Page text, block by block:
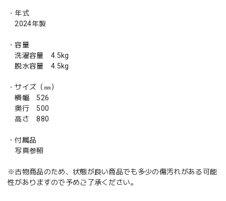
・年式
2024年製
・容量
洗濯容量 4.5kg
脱水容量 4.5kg
・サイズ（㎜）
横幅 526
奥行 500
高さ 880
・付属品
写真参照
※古物商品のため、状態が良い商品でも多少の傷汚れがある可能
性がありますので予めご了承ください。